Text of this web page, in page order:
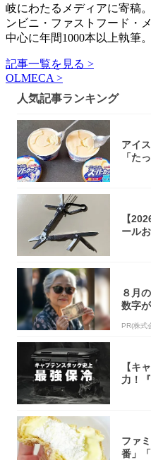
岐にわたるメディアに寄稿
ンビニ・ファストフード・
中心に年間1000本以上執筆。
記事一覧を見る >
OLMECA >
人気記事ランキング
アイ
「た
【
ール
８月
数字
PR(株式
【キ
力！
ファ
番」